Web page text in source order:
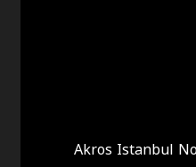
Akros Istanbul